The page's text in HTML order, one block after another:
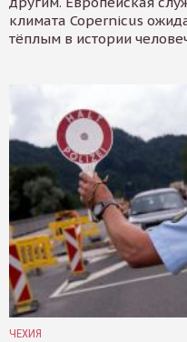
климата Copernicus
тёплым в истории
ЧЕХИЯ